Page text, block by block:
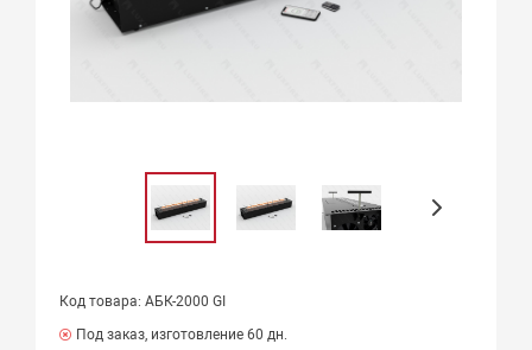
Код товара: АБК-2000 GI
Под заказ, изготовление 60 дн.